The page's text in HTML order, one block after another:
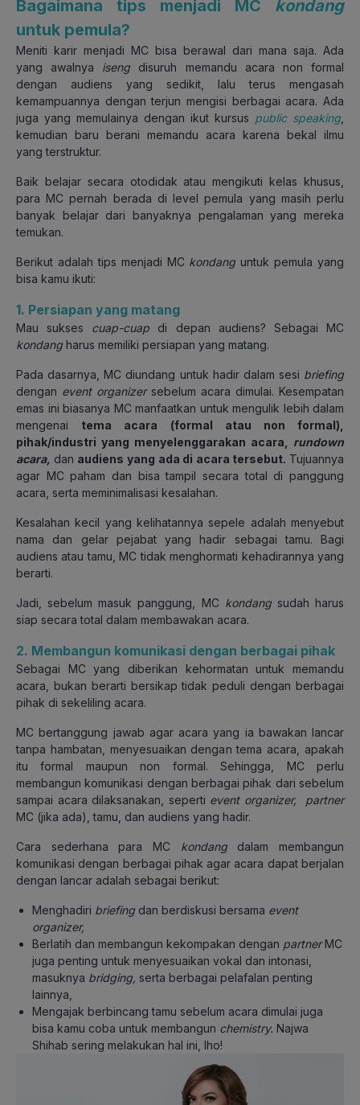
Bagaimana tips menjadi MC kondang
untuk pemula?
Meniti karir menjadi MC bisa berawal dari mana saja. Ada
yang awalnya iseng disuruh memandu acara non formal
dengan audiens yang sedikit, lalu terus mengasah
kemampuannya dengan terjun mengisi berbagai acara. Ada
juga yang memulainya dengan ikut kursus public speaking
kemudian baru berani memandu acara karena bekal ilmu
yang terstruktur.
Baik belajar secara otodidak atau mengikuti kelas khusus,
para MC pernah berada di level pemula yang masih perlu
banyak belajar dari banyaknya pengalaman yang mereka
temukan.
Berikut adalah tips menjadi MC kondang untuk pemula yang
bisa kamu ikuti:
1. Persiapan yang matang
Mau sukses cuap-cuap di depan audiens? Sebagai MC
kondang harus memiliki persiapan yang matang.
Pada dasarnya, MC diundang untuk hadir dalam sesi briefing
dengan event organizer sebelum acara dimulai. Kesempatan
emas ini biasanya MC manfaatkan untuk mengulik lebih dalam
mengenai tema acara (formal atau non formal),
pihak/industri yang menyelenggarakan acara, rundown
acara, dan audiens yang ada di acara tersebut. Tujuannya
agar MC paham dan bisa tampil secara total di panggung
acara, serta meminimalisasi kesalahan.
Kesalahan kecil yang kelihatannya sepele adalah menyebut
nama dan gelar pejabat yang hadir sebagai tamu. Bagi
audiens atau tamu, MC tidak menghormati kehadirannya yang
berarti.
Jadi, sebelum masuk panggung, MC kondangsudah harus
siap secara total dalam membawakan acara.
2. Membangun komunikasi dengan berbagai pihak
Sebagai MC yang diberikan kehormatan untuk memandu
acara, bukan berarti bersikap tidak peduli dengan berbagai
pihak di sekeliling acara.
MC bertanggung jawab agar acara yang ia bawakan lancar
tanpa hambatan, menyesuaikan dengan tema acara, apakah
itu formal maupun non formal. Sehingga, MC perlu
membangun komunikasi dengan berbagai pihak dari sebelum
sampai acara dilaksanakan, seperti event organizer,
partner
MC (jika ada), tamu, dan audiens yang hadir.
Cara sederhana para MC kondangdalam membangun
komunikasi dengan berbagai pihak agar acara dapat berjalan
dengan lancar adalah sebagai berikut:
Menghadiri briefing dan berdiskusi bersama event
organizer,
Berlatih dan membangun kekompakan dengan partnerMC
juga penting untuk menyesuaikan vokal dan intonasi,
masuknya bridging, serta berbagai pelafalan penting
lainnya,
Mengajak berbincang tamu sebelum acara dimulai juga
bisa kamu coba untuk membangun chemistry. Najwa
Shihab sering melakukan hal ini, lho!